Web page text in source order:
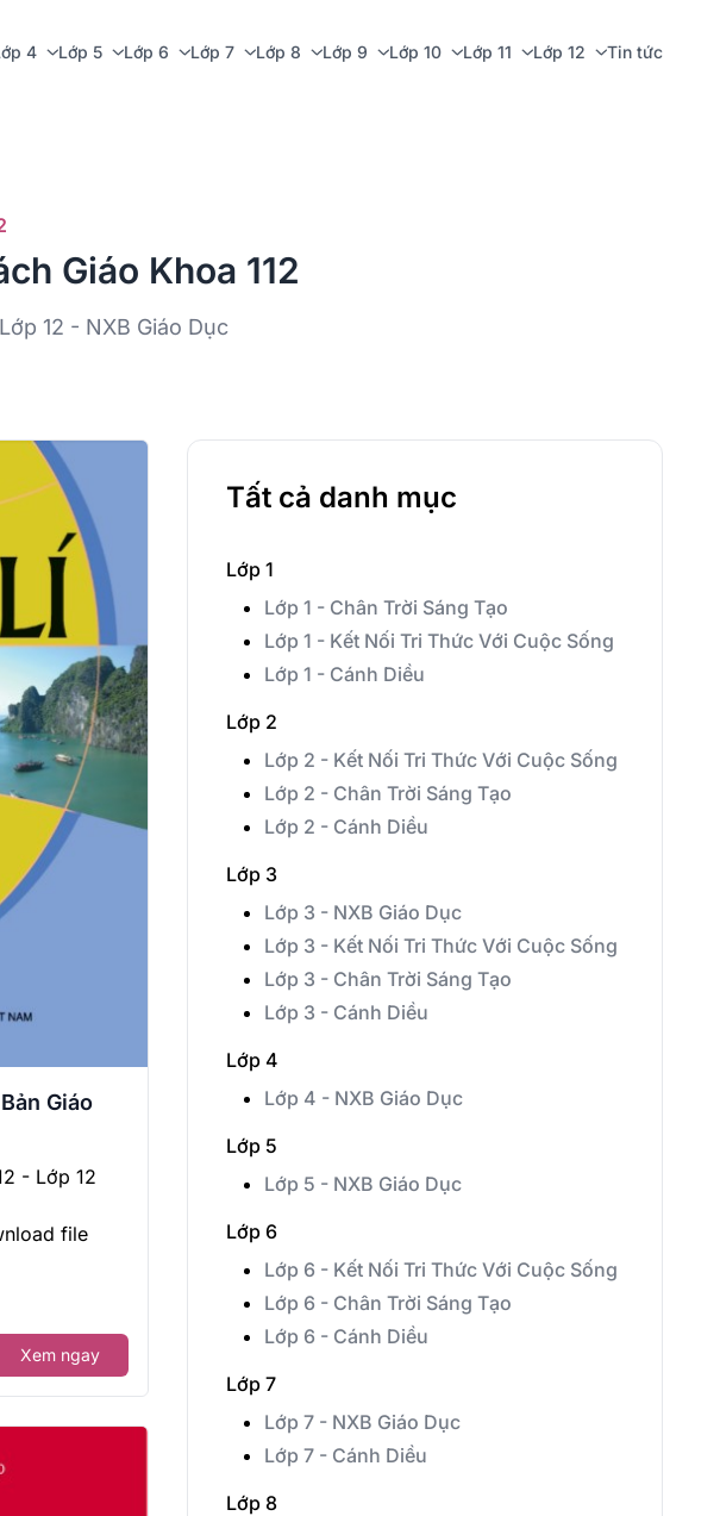
4 Lớp 5 Lớp 6 Lớp 7 Lớp 8 Lớp 9 Lớp 10 Lớp 11 Lớp 12 Tin tức
Giáo Khoa 112
12 - NXB Giáo Dục
Giáo
- Lớp 12
file
Xem ngay
Tất cả danh mục
Lớp 1
Lớp 1 - Chân Trời Sáng Tạo
Lớp 1 - Kết Nối Tri Thức Với Cuộc Sống
Lớp 1 - Cánh Diều
Lớp 2
Lớp 2 - Kết Nối Tri Thức Với Cuộc Sống
Lớp 2 - Chân Trời Sáng Tạo
Lớp 2 - Cánh Diều
Lớp 3
Lớp 3 - NXB Giáo Dục
Lớp 3 - Kết Nối Tri Thức Với Cuộc Sống
Lớp 3 - Chân Trời Sáng Tạo
Lớp 3 - Cánh Diều
Lớp 4
Lớp 4 - NXB Giáo Dục
Lớp 5
Lớp 5 - NXB Giáo Dục
Lớp 6
Lớp 6 - Kết Nối Tri Thức Với Cuộc Sống
Lớp 6 - Chân Trời Sáng Tạo
Lớp 6 - Cánh Diều
Lớp 7
Lớp 7 - NXB Giáo Dục
Lớp 7 - Cánh Diều
Lớp 8